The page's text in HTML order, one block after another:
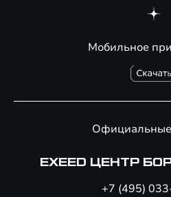
Мобильное
EXEED ЦЕНТР
+7 (495)